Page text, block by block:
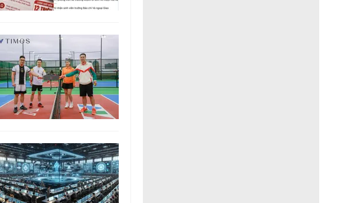
EMagazine
Photo
Infographic
Góc ảnh
Công nghệ
Hitech Công nghệ tương lai
Sản phẩm
Thị trường